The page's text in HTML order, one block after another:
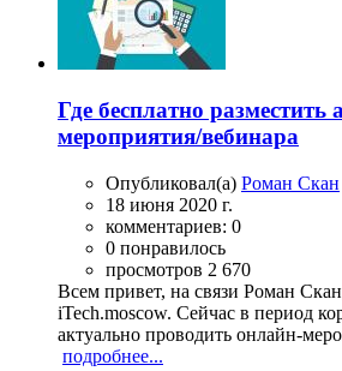
Где бесплатно
мероприятия/вебинара
Опубликовал(а) Роман Скан
18 июня 2020 г.
комментариев: 0
0 понравилось
просмотров 2 670
Всем привет, на связи Роман
iTech.moscow. Сейчас в период
актуально проводить онлайн-
подробнее...